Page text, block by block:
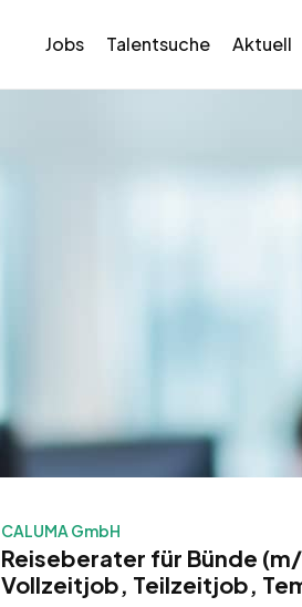
Jobs Talentsuche Aktuell
CALUMA GmbH
Reiseberater für Bünde
Vollzeitjob, Teilzeitjob,